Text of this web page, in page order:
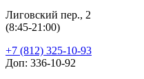
Лиговский пер., 2
(8:45-21:00)
+7 (812) 325-10-93
Доп: 336-10-92